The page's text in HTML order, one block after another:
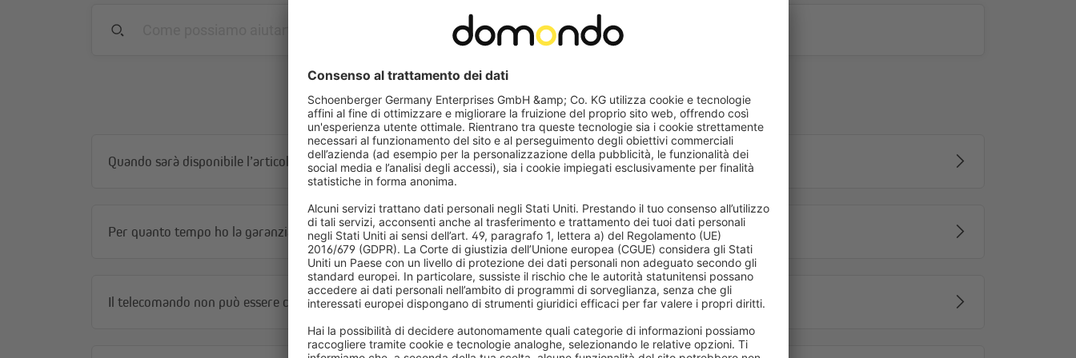
Domande frequenti
Quando sarà disponibile l’articolo?
Per quanto tempo ho la garanzia?
Il telecomando non può essere collegato al motore TDEF.